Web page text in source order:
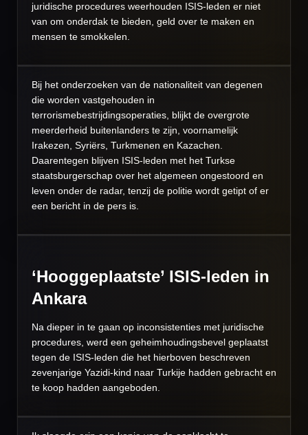
juridische procedures weerhouden ISIS-leden er niet
van om onderdak te bieden, geld over te maken en
mensen te smokkelen.
Bij het onderzoeken van de nationaliteit van degenen
die worden vastgehouden in
terrorismebestrijdingsoperaties, blijkt de overgrote
meerderheid buitenlanders te zijn, voornamelijk
Irakezen, Syriërs, Turkmenen en Kazachen.
Daarentegen blijven ISIS-leden met het Turkse
staatsburgerschap over het algemeen ongestoord en
leven onder de radar, tenzij de politie wordt getipt of er
een bericht in de pers is.
‘Hooggeplaatste’ ISIS-leden in
Ankara
Na dieper in te gaan op inconsistenties met juridische
procedures, werd een geheimhoudingsbevel geplaatst
tegen de ISIS-leden die het hierboven beschreven
zevenjarige Yazidi-kind naar Turkije hadden gebracht en
te koop hadden aangeboden.